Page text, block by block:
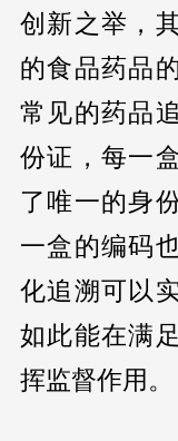
创新之举，
的食品药品
常见的药品
份证，每一
了唯一的身
一盒的编码
化追溯可以
如此能在满
挥监督作用。